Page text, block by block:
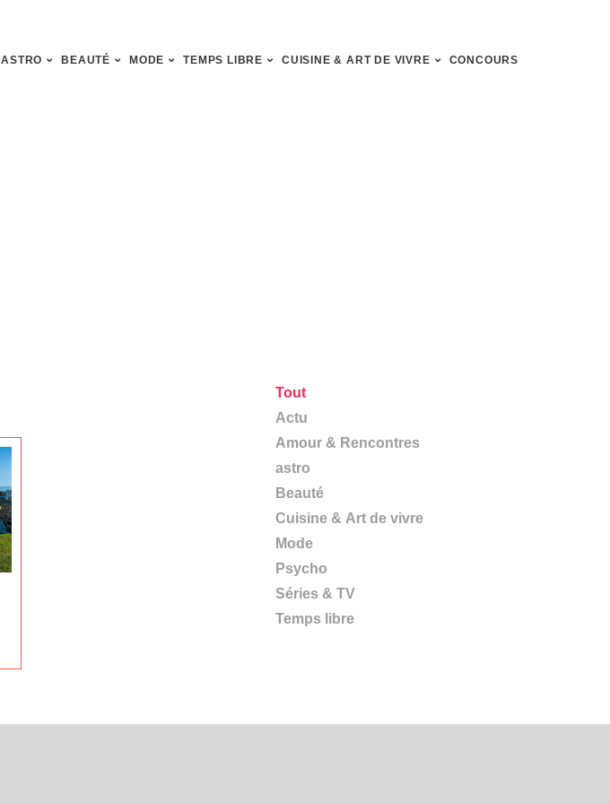
ASTRO BEAUTÉ MODE TEMPS LIBRE CUISINE & ART DE VIVRE CONCOURS
Actu
Amour & Rencontres
astro
Beauté
Cuisine & Art de vivre
Mode
Psycho
Séries & TV
Temps libre
Tout